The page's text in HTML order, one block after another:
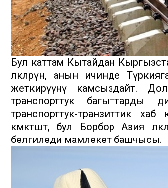
Бул каттам Кытайдан
өлкөлөрүнө, анын ичинде
жеткирүүнү камсыздайт.
транспорттук багыттарды
транспорттук-транзиттик хаб
көмөктөшөт, бул Борбор Азия
белгиледи мамлекет башчысы.